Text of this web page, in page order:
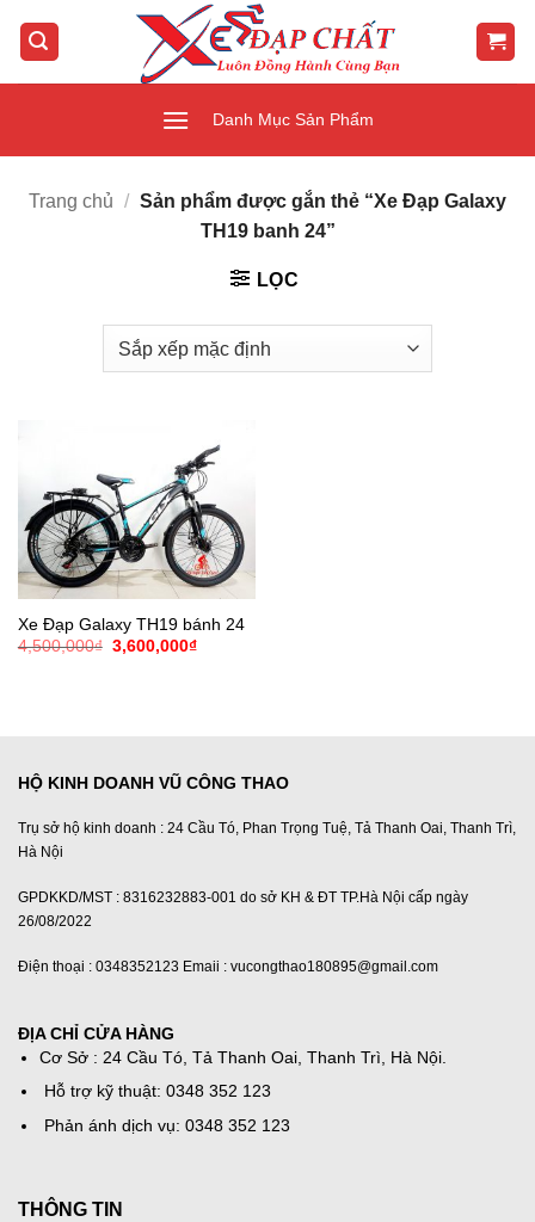
qua
Danh Mục Sản Phẩm
Trang chủ / Sản phẩm được gắn thẻ “Xe Đạp Galaxy
TH19 banh 24”
LỌC
Xe Đạp Galaxy TH19 bánh 24
4,500,000₫ Giá
3,600,000₫Giá
HỘ KINH DOANH VŨ CÔNG THAO
Trụ sở hộ kinh doanh : 24 Cầu Tó, Phan Trọng Tuệ, Tả Thanh Oai, Thanh Trì,
Hà Nội
GPDKKD/MST : 8316232883-001 do sở KH & ĐT TP.Hà Nội cấp ngày
26/08/2022
Điện thoại : 0348352123 Emaii : vucongthao180895@gmail.com
ĐỊA CHỈ CỬA HÀNG
Cơ Sở : 24 Cầu Tó, Tả Thanh Oai, Thanh Trì, Hà Nội.
Hỗ trợ kỹ thuật: 0348 352 123
Phản ánh dịch vụ: 0348 352 123
THÔNG TIN